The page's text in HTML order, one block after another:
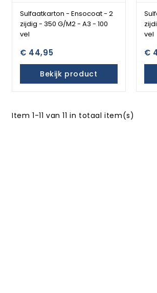
Sulfaatkarton - Ensocoat - 2
zijdig - 350 G/M2 - A3 - 100
vel
€ 44,95
Bekijk product
vel
€
Item 1-11 van 11 in totaal item(s)